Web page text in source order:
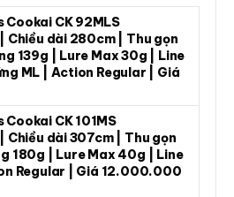
Cookai CK 92MLS
Chiều dài 280cm | Thu gọn
139g | Lure Max 30g | Line
ML | Action Regular | Giá
CK 101MS
Chiều dài 307cm | Thu gọn
180g | Lure Max 40g | Line
Regular | Giá 12.000.000